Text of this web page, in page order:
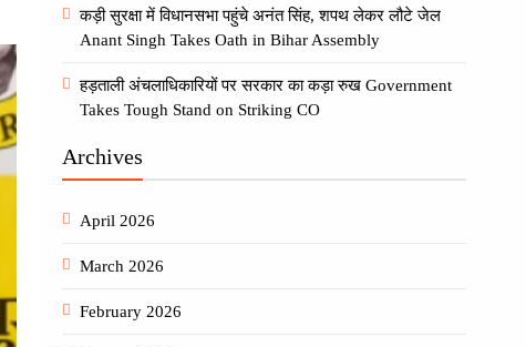
कड़ी सुरक्षा में विधानसभा पहुंचे अनंत सिंह, शपथ लेकर लौटे जेल
Anant Singh Takes Oath in Bihar Assembly
हड़ताली अंचलाधिकारियों पर सरकार का कड़ा रुख Government
Takes Tough Stand on Striking CO
Archives
April 2026
March 2026
February 2026